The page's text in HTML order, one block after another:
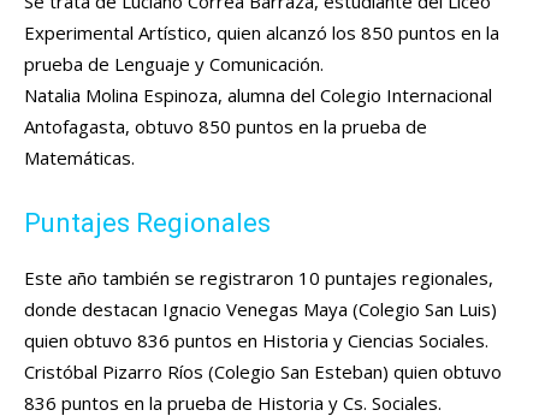
Experimental Artístico, quien alcanzó los 850 puntos en la
prueba de Lenguaje y Comunicación.
Natalia Molina Espinoza, alumna del Colegio Internacional
Antofagasta, obtuvo 850 puntos en la prueba de
Matemáticas.
Puntajes Regionales
Este año también se registraron 10 puntajes regionales,
donde destacan Ignacio Venegas Maya (Colegio San Luis)
quien obtuvo 836 puntos en Historia y Ciencias Sociales.
Cristóbal Pizarro Ríos (Colegio San Esteban) quien obtuvo
836 puntos en la prueba de Historia y Cs. Sociales.